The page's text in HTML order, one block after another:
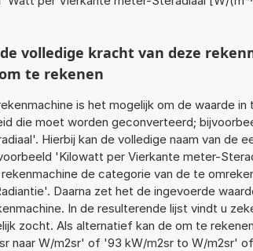
volledige kracht van deze
te rekenen
is het mogelijk om de waarde
die moet worden geconverteerd;
Hierbij kan de volledige naam van de
'Kilowatt per Vierkante meter-
de categorie van de te
Daarna zet het de ingevoerde
In de resulterende lijst vindt u
zocht. Als alternatief kan de om te
naar W/m2sr' of '93 kW/m2sr to W/m2sr'